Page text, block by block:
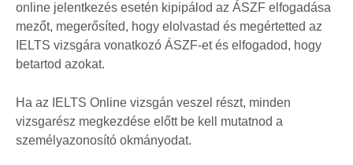
online jelentkezés esetén kipipálod az ÁSZF elfogadása
mezőt, megerősíted, hogy elolvastad és megértetted az
IELTS vizsgára vonatkozó ÁSZF-et és elfogadod, hogy
betartod azokat.
Ha az IELTS Online vizsgán veszel részt, minden
vizsgarész megkezdése előtt be kell mutatnod a
személyazonosító okmányodat.